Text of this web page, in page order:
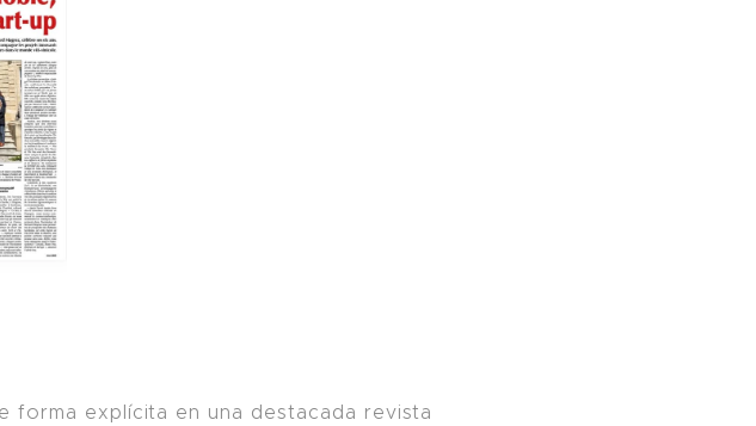
forma explícita en una destacada revista